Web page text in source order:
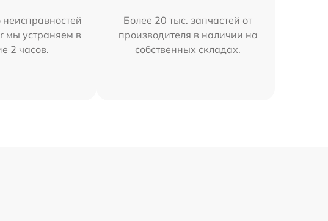
мы устраняем в
2 часов.
Более 20 тыс. запчастей от
производителя в наличии на
собственных складах.